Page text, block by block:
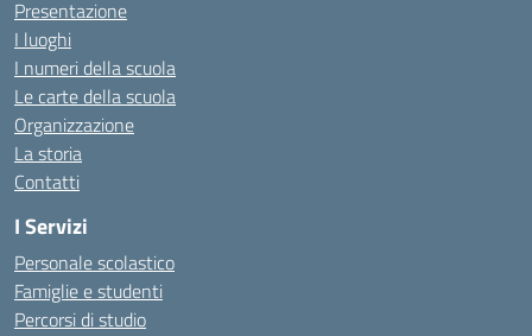
Presentazione
I luoghi
I numeri della scuola
Le carte della scuola
Organizzazione
La storia
Contatti
I Servizi
Personale scolastico
Famiglie e studenti
Percorsi di studio